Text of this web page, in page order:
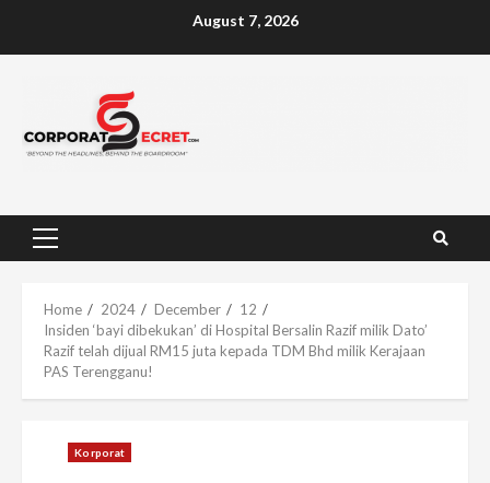
August 7, 2026
Primary
Home 2024 December
12
Insiden ‘bayi dibekukan’ di Hospital Bersalin Razif milik Dato’
Razif telah dijual RM15 juta kepada TDM Bhd milik Kerajaan
PAS Terengganu!
Korporat